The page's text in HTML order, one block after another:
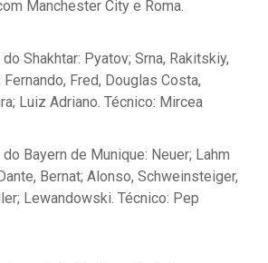
Manchester City e Roma.
Shakhtar: Pyatov; Srna, Rakitskiy,
Fred, Douglas Costa,
Luiz Adriano. Técnico: Mircea
Bayern de Munique: Neuer; Lahm
Bernat; Alonso, Schweinsteiger,
Lewandowski. Técnico: Pep